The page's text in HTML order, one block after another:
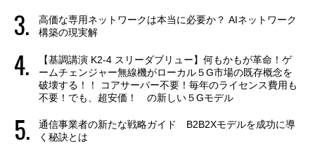
高価な専用ネットワークは本当に必要か？ AIネットワーク
構築の現実解
【基調講演 K2-4 スリーダブリュー】何もかもが革命！ゲ
ームチェンジャー無線機がローカル５G市場の既存概念を
破壊する！！ コアサーバー不要！毎年のライセンス費用も
不要！でも、超安価！ の新しい５Gモデル
通信事業者の新たな戦略ガイド B2B2Xモデルを成功に導
く秘訣とは